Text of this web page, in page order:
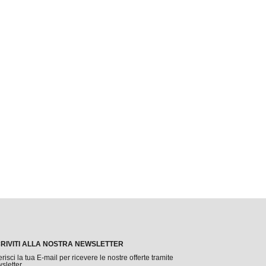
ALLA NOSTRA NEWSLETTER
la tua E-mail per ricevere le nostre offerte tramite